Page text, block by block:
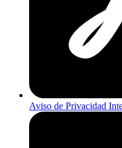
Aviso de Privacidad